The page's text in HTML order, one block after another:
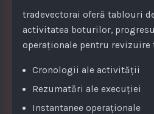
tradevectorai oferă tablouri
activitatea boturilor,
operaționale pentru revizuire
Cronologii ale activității
Rezumatări ale execuției
Instantanee operaționale